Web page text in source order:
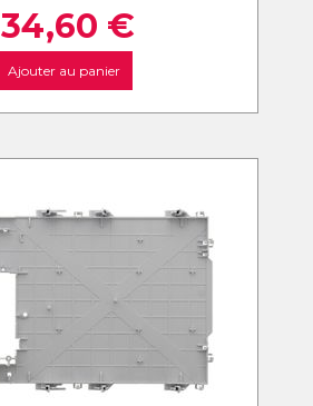
34,60 €
Ajouter au panier